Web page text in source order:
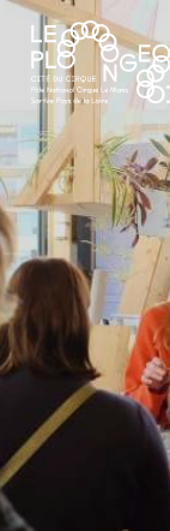
Aller au contenu
LE